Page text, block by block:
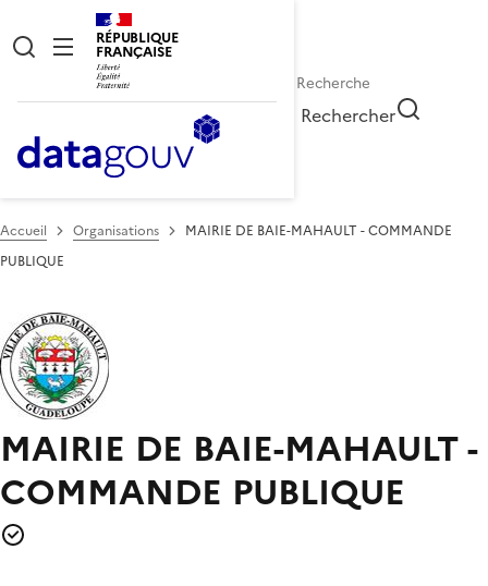
RÉPUBLIQUE
FRANÇAISE
Rechercher
Accueil Organisations
MAIRIE DE BAIE-MAHAULT - COMMANDE
PUBLIQUE
MAIRIE DE BAIE-MAHAULT -
COMMANDE PUBLIQUE